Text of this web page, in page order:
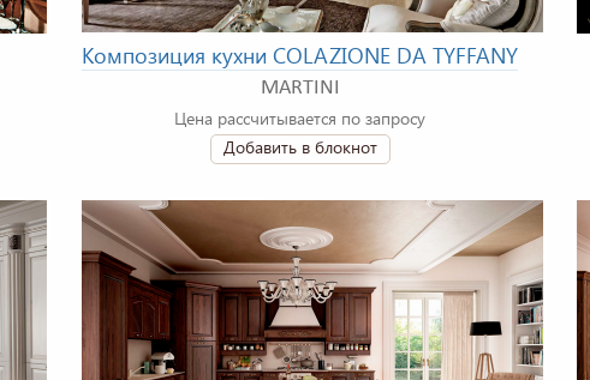
Композиция кухни COLAZIONE DA TYFFANY
MARTINI
Цена рассчитывается по запросу
Добавить в блокнот